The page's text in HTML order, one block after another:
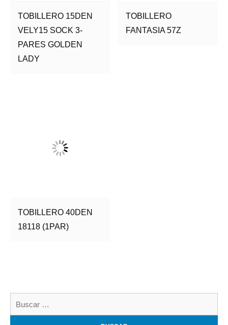
TOBILLERO 15DEN
VELY15 SOCK 3-
PARES GOLDEN
LADY
TOBILLERO
FANTASIA 57Z
TOBILLERO 40DEN
18118 (1PAR)